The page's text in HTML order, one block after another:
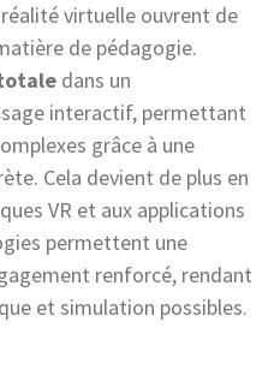
virtuelle ouvrent de
de pédagogie.
dans un
interactif, permettant
grâce à une
Cela devient de plus en
VR et aux applications
permettent une
renforcé, rendant
et simulation possibles.